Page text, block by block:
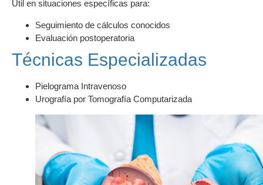
Útil en situaciones específicas para:
Seguimiento de cálculos conocidos
Evaluación postoperatoria
Técnicas Especializadas
Pielograma Intravenoso
Urografía por Tomografía Computarizada